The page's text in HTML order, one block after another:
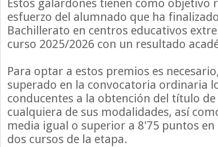
Estos galardones tienen como objetivo
esfuerzo del alumnado que ha
Bachillerato en centros educativos
curso 2025/2026 con un resultado
Para optar a estos premios es
superado en la convocatoria ordinaria
conducentes a la obtención del título
cualquiera de sus modalidades, así
media igual o superior a 8'75 puntos
dos cursos de la etapa.